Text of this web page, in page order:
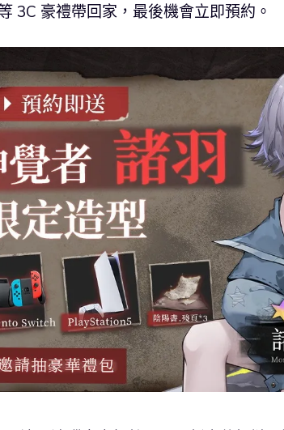
3C 豪禮帶回家，最後機會立即預約。